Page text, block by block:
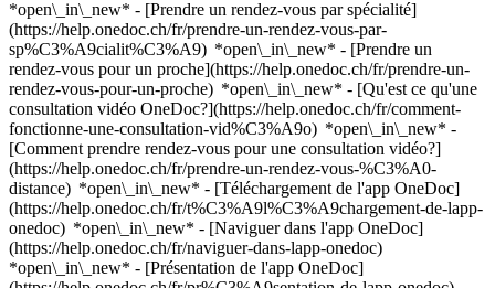
*open\_in\_new* - [Prendre un rendez-vous par spécialité]
(https://help.onedoc.ch/fr/prendre-un-rendez-vous-par-
sp%C3%A9cialit%C3%A9) *open\_in\_new* - [Prendre un
rendez-vous pour un proche](https://help.onedoc.ch/fr/prendre-un-
rendez-vous-pour-un-proche) *open\_in\_new* - [Qu'est ce qu'une
consultation vidéo OneDoc?](https://help.onedoc.ch/fr/comment-
fonctionne-une-consultation-vid%C3%A9o) *open\_in\_new* -
[Comment prendre rendez-vous pour une consultation vidéo?]
(https://help.onedoc.ch/fr/prendre-un-rendez-vous-%C3%A0-
distance) *open\_in\_new* - [Téléchargement de l'app OneDoc]
(https://help.onedoc.ch/fr/t%C3%A9l%C3%A9chargement-de-lapp-
onedoc) *open\_in\_new* - [Naviguer dans l'app OneDoc]
(https://help.onedoc.ch/fr/naviguer-dans-lapp-onedoc)
*open\_in\_new* - [Présentation de l'app OneDoc]